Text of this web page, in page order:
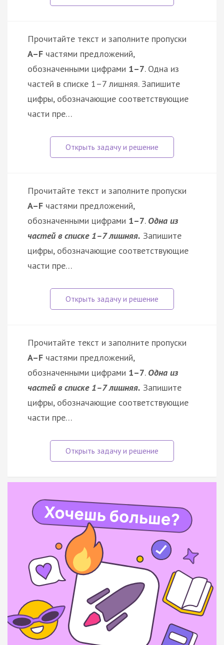
Прочитайте текст и заполните пропуски
A–F частями предложений,
обозначенными цифрами 1–7. Одна из
частей в списке 1–7 лишняя. Запишите
цифры, обозначающие соответствующие
части пре…
Прочитайте текст и заполните пропуски
A–F частями предложений,
обозначенными цифрами 1–7. Одна из
частей в списке 1–7 лишняя. Запишите
цифры, обозначающие соответствующие
части пре…
Прочитайте текст и заполните пропуски
A–F частями предложений,
обозначенными цифрами 1–7. Одна из
частей в списке 1–7 лишняя. Запишите
цифры, обозначающие соответствующие
части пре…